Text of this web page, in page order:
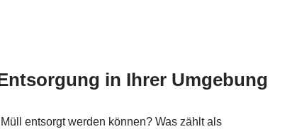
in Ihrer Umgebung
entsorgt werden können? Was zählt als